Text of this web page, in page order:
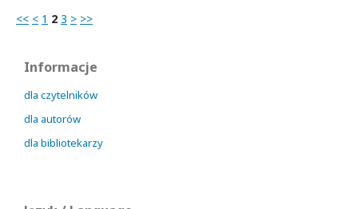
<< < 1 2 3 > >>
Informacje
dla czytelników
dla autorów
dla bibliotekarzy